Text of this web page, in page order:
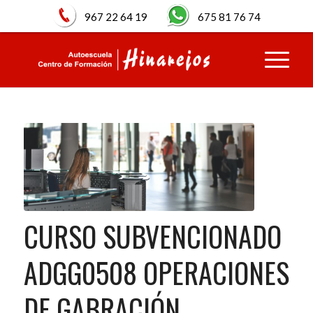
967 22 64 19 675 81 76 74
CURSO SUBVENCIONADO
ADGG0508 OPERACIONES